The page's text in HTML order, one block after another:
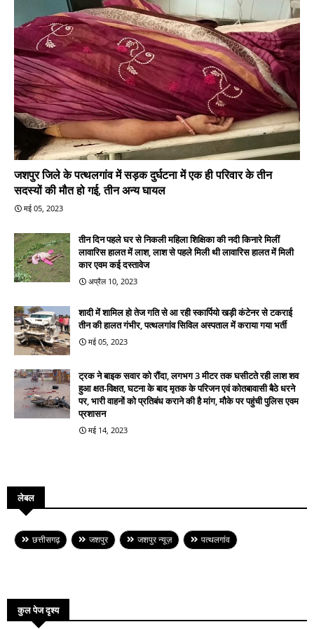
जशपुर जिले के पत्थलगांव में सड़क दुर्घटना में एक ही परिवार के तीन
सदस्यों की मौत हो गई, तीन अन्य घायल
मई 05, 2023
तीन दिन पहले घर से निकली महिला शिक्षिका की नदी किनारे मिलीं
लावारिस हालत में लाश, लाश से पहले मिली थी लावारिस हालत में मिली
कार एवम कई दस्तावेज
अप्रैल 10, 2023
शादी में शामिल हो तेज गति से आ रही स्कार्पियो खड़ी कंटेनर से टकराई
तीन की हालत गंभीर, पत्थलगांव सिविल अस्पताल में कराया गया भर्ती
मई 05, 2023
ट्रक ने बाइक सवार को रौंदा, लगभग 3 मीटर तक घसीटते रही लाश शव
हुआ क्षत-विक्षत, घटना के बाद मृतक के परिजन एवं कोतबावासी बैठे धरने
पर, भारी वाहनों को प्रतिबंध कराने की है मांग, मौके पर पहुंची पुलिस एवम
प्रशासन
मई 14, 2023
लेबल
छत्तीसगढ़ जशपुर जशपुर न्यूज़ पत्थलगांव
कुल पेज दृश्य